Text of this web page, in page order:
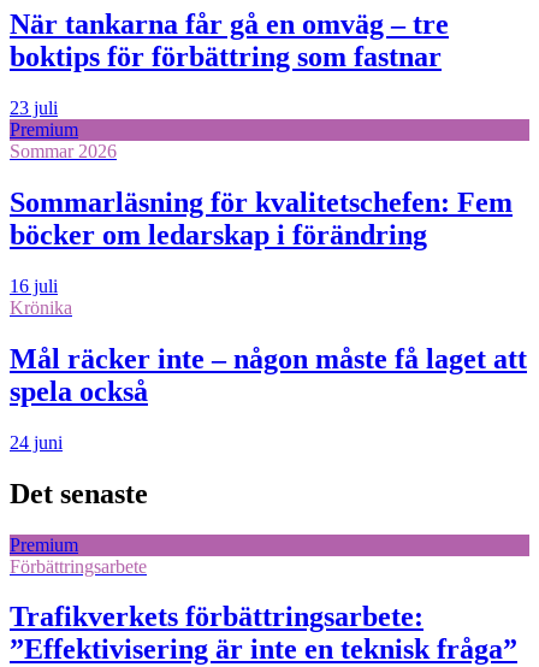
När tankarna får gå en omväg – tre
boktips för förbättring som fastnar
23 juli
Premium
Sommar 2026
Sommarläsning för kvalitetschefen: Fem
böcker om ledarskap i förändring
16 juli
Krönika
Mål räcker inte – någon måste få laget att
spela också
24 juni
Det senaste
Premium
Förbättringsarbete
Trafikverkets förbättringsarbete:
”Effektivisering är inte en teknisk fråga”